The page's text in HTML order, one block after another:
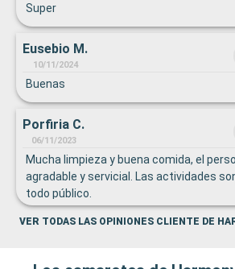
Super
Eusebio M.
10/11/2024
Buenas
Porfiria C.
06/11/2023
Mucha limpieza y buena comida, el
agradable y servicial. Las actividades
todo público.
VER TODAS LAS OPINIONES CLIENTE DE